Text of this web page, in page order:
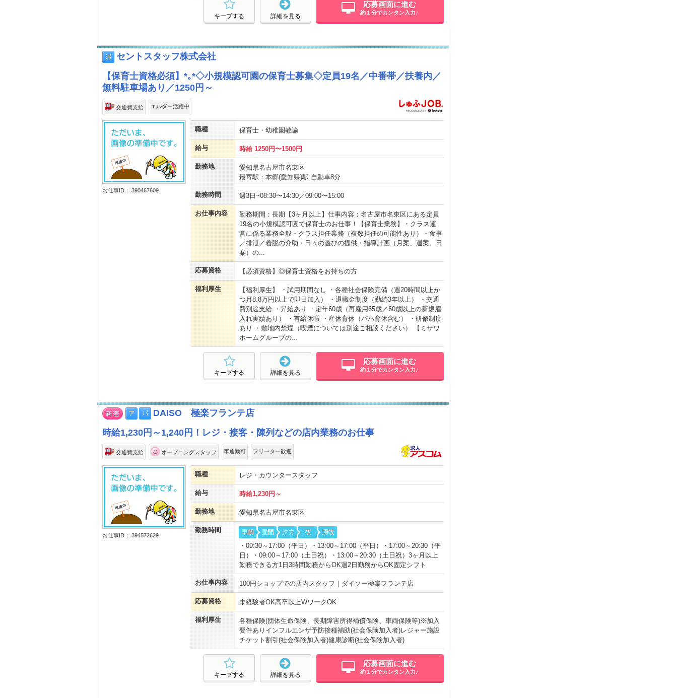
応募画面に進む
約１分でカンタン入力♪
詳細を見る
キープする
セントスタッフ株式会社
【保育士資格必須】*｡*◇小規模認可園の保育士募集◇定員19名／中番帯／扶養内／
無料駐車場あり／1250円～
交通費支給 エルダー活躍中
お仕事ID： 390467609
職種 保育士・幼稚園教諭
給与 時給 1250円〜1500円
勤務地
愛知県名古屋市名東区
最寄駅：本郷(愛知県)駅 自動車8分
勤務時間 週3日~08:30〜14:30／09:00〜15:00
お仕事内容
勤務期間：長期【3ヶ月以上】仕事内容：名古屋市名東区にある定員
19名の小規模認可園で保育士のお仕事！【保育士業務】・クラス運
営に係る業務全般・クラス担任業務（複数担任の可能性あり）・食事
／排泄／着脱の介助・日々の遊びの提供・指導計画（月案、週案、日
案）の...
応募資格 【必須資格】◎保育士資格をお持ちの方
福利厚生
【福利厚生】 ・試用期間なし ・各種社会保険完備（週20時間以上か
つ月8.8万円以上で即日加入） ・退職金制度（勤続3年以上） ・交通
費別途支給 ・昇給あり ・定年60歳（再雇用65歳／60歳以上の新規雇
入れ実績あり） ・有給休暇 ・産休育休（パパ育休含む） ・研修制度
あり ・敷地内禁煙（喫煙については別途ご相談ください） 【ミサワ
ホームグループの...
応募画面に進む
約１分でカンタン入力♪
詳細を見る
キープする
DAISO 極楽フランテ店
時給1,230円～1,240円！レジ・接客・陳列などの店内業務のお仕事
交通費支給 オープニングスタッフ 車通勤可 フリーター歓迎
お仕事ID： 394572629
職種 レジ・カウンタースタッフ
給与 時給1,230円～
勤務地 愛知県名古屋市名東区
勤務時間
・09:30～17:00（平日）・13:00～17:00（平日）・17:00～20:30（平
日）・09:00～17:00（土日祝）・13:00～20:30（土日祝）3ヶ月以上
勤務できる方1日3時間勤務からOK週2日勤務からOK固定シフト
お仕事内容 100円ショップでの店内スタッフ｜ダイソー極楽フランテ店
応募資格 未経験者OK高卒以上WワークOK
福利厚生
各種保険(団体生命保険、長期障害所得補償保険、車両保険等)※加入
要件ありインフルエンザ予防接種補助(社会保険加入者)レジャー施設
チケット割引(社会保険加入者)健康診断(社会保険加入者)
応募画面に進む
約１分でカンタン入力♪
詳細を見る
キープする